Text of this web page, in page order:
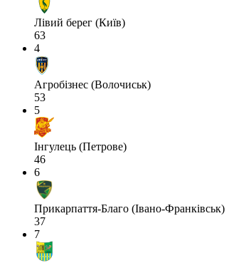
Лівий берег (Київ)
63
4
Агробізнес (Волочиськ)
53
5
Інгулець (Петрове)
46
6
Прикарпаття-Благо (Івано-Франківськ)
37
7